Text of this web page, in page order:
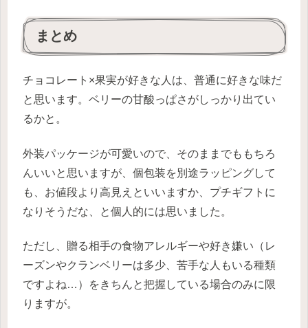
まとめ
チョコレート×果実が好きな人は、普通に好きな味だ
と思います。ベリーの甘酸っぱさがしっかり出てい
るかと。
外装パッケージが可愛いので、そのままでももちろ
んいいと思いますが、個包装を別途ラッピングして
も、お値段より高見えといいますか、プチギフトに
なりそうだな、と個人的には思いました。
ただし、贈る相手の食物アレルギーや好き嫌い（レ
ーズンやクランベリーは多少、苦手な人もいる種類
ですよね…）をきちんと把握している場合のみに限
りますが。